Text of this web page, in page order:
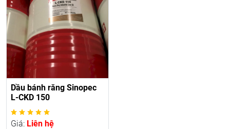
Dầu bánh răng Sinopec
L-CKD 150
Giá: Liên hệ